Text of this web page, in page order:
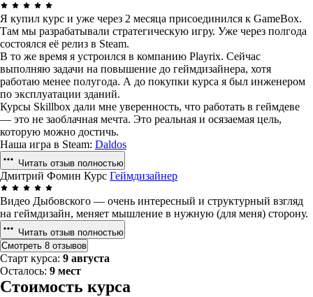
Я купил курс и уже через 2 месяца присоединился к GameBox.
Там мы разрабатывали стратегическую игру. Уже через полгода
состоялся её релиз в Steam.
В то же время я устроился в компанию Playrix. Сейчас
выполняю задачи на повышение до геймдизайнера, хотя
работаю менее полугода. А до покупки курса я был инженером
по эксплуатации зданий.
Курсы Skillbox дали мне уверенность, что работать в геймдеве
— это не заоблачная мечта. Это реальная и осязаемая цель,
которую можно достичь.
Наша игра в Steam: Daldos
Читать отзыв полностью
Дмитрий Фомин Курс Геймдизайнер
Видео Дыбовского — очень интересный и структурный взгляд
на геймдизайн, меняет мышление в нужную (для меня) сторону.
Читать отзыв полностью
Смотреть 8 отзывов
Старт курса: 9 августа
Осталось: 9 мест
Стоимость курса